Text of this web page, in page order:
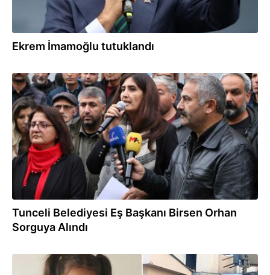
Ekrem İmamoğlu tutuklandı
24.11.2024
Tunceli Belediyesi Eş Başkanı Birsen Orhan
Sorguya Alındı
17.09.2024